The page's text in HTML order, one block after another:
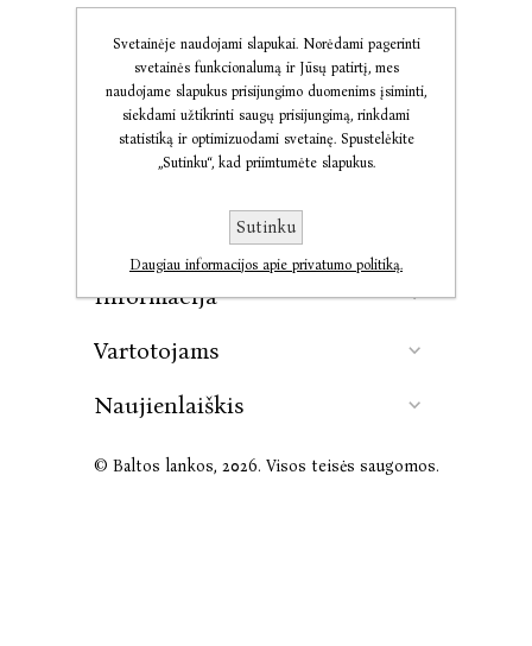
Informacija
Vartotojams
Naujienlaiškis
© Baltos lankos, 2026. Visos teisės saugomos.
Svetainėje naudojami slapukai. Norėdami pagerinti
svetainės funkcionalumą ir Jūsų patirtį, mes
naudojame slapukus prisijungimo duomenims įsiminti,
siekdami užtikrinti saugų prisijungimą, rinkdami
statistiką ir optimizuodami svetainę. Spustelėkite
„Sutinku“, kad priimtumėte slapukus.
Sutinku
Daugiau informacijos apie privatumo politiką.